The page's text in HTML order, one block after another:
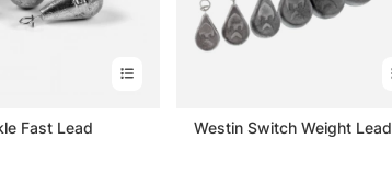
Fast Lead
Westin Switch Weight Lead